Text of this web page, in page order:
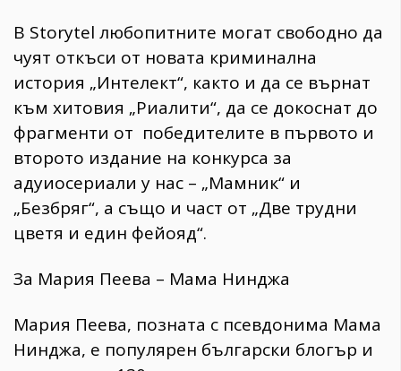
В Storytel любопитните могат свободно да
чуят откъси от новата криминална
история „Интелект“, както и да се върнат
към хитовия „Риалити“, да се докоснат до
фрагменти от победителите в първото и
второто издание на конкурса за
адуиосериали у нас – „Мамник“ и
„Безбряг“, а също и част от „Две трудни
цветя и един фейояд“.
За Мария Пеева – Мама Нинджа
Мария Пеева, позната с псевдонима Мама
Нинджа, е популярен български блогър и